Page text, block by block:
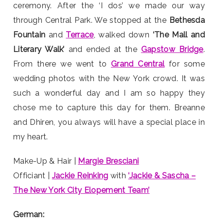
ceremony. After the ‘I dos’ we made our way
through Central Park. We stopped at the Bethesda
Fountain and Terrace, walked down ‘The Mall and
Literary Walk’ and ended at the Gapstow Bridge.
From there we went to Grand Centralfor some
wedding photos with the New York crowd. It was
such a wonderful day and I am so happy they
chose me to capture this day for them. Breanne
and Dhiren, you always will have a special place in
my heart.
Make-Up & Hair | Margie Bresciani
Officiant | Jackie Reinking with‘Jackie & Sascha –
The New York City Elopement Team’
German: